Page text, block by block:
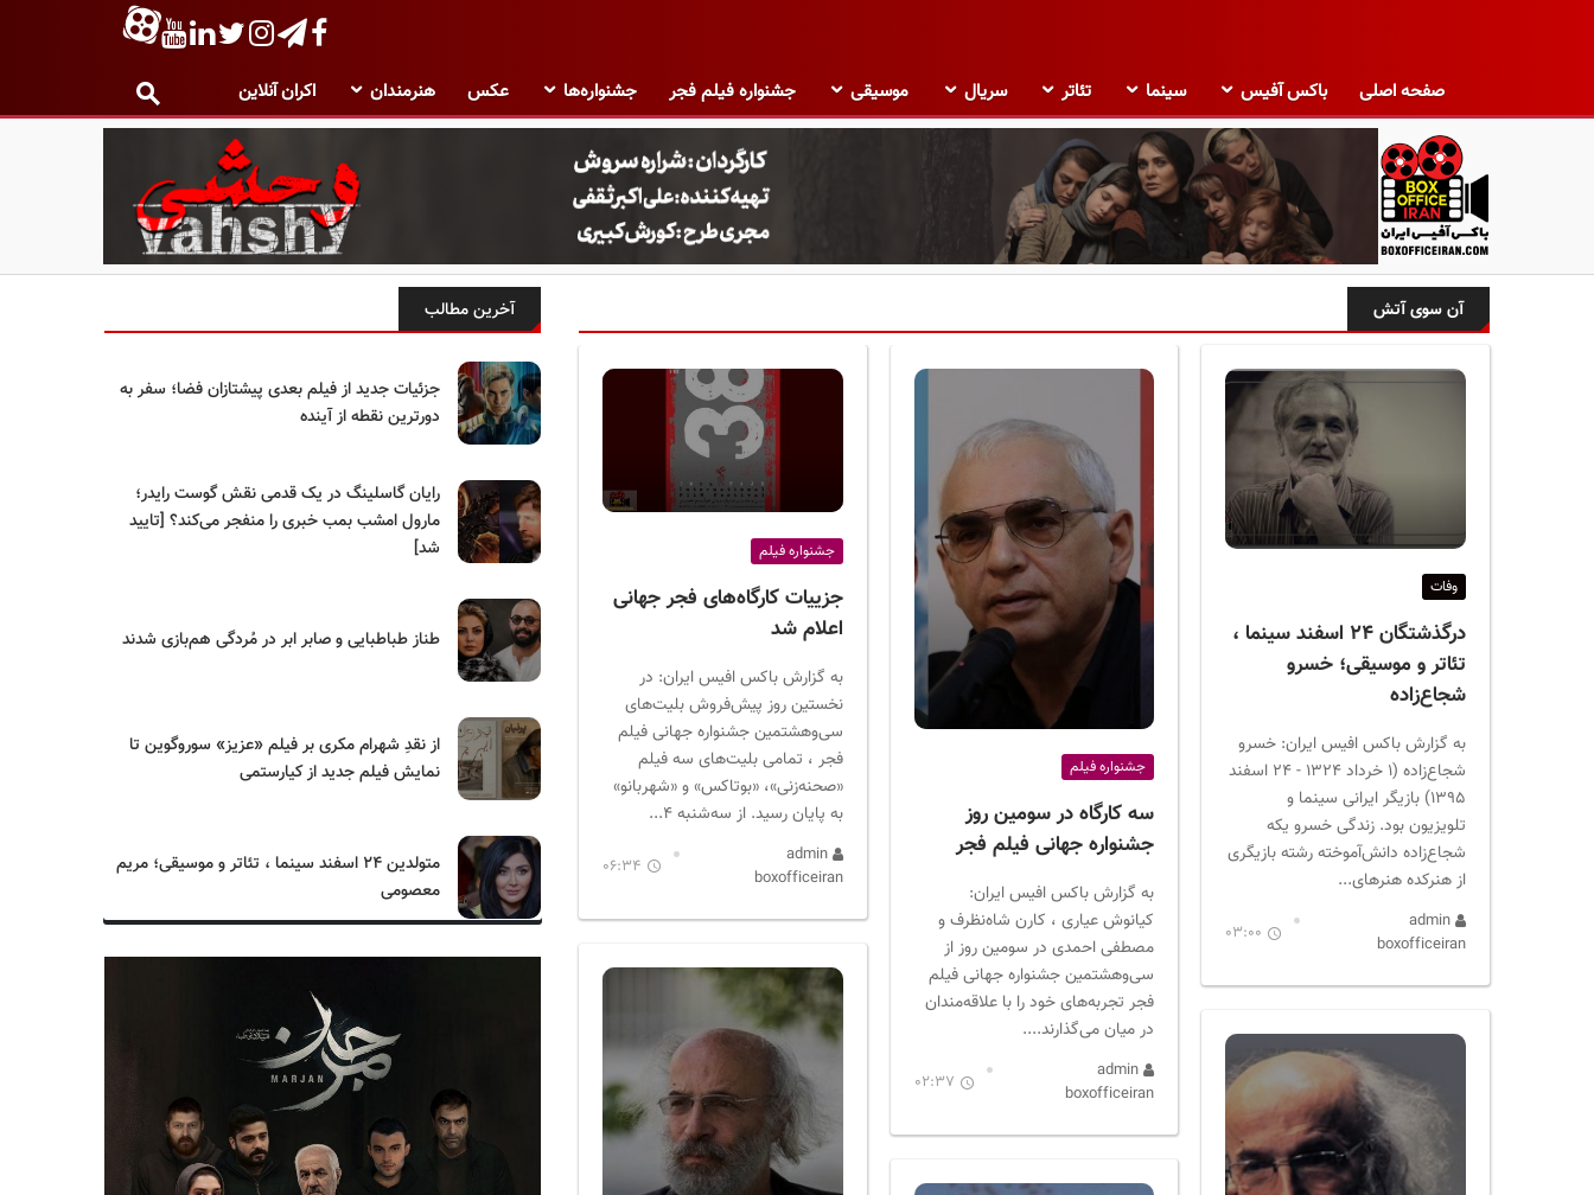
صفحه اصلی باکس آفیس سینما تئاتر سریال موسیقی جشنواره فیلم فجر جشنواره‌ها عکس هنرمندان اکران آنلاین
ب
ک
س
آن سوی آتش
وفات
درگذشتگان ۲۴ اسفند سینما ،
تئاتر و موسیقی؛ خسرو
شجاع‌زاده
به گزارش باکس افیس ایران: خسرو
شجاع‌زاده (۱ خرداد ۱۳۲۴ - ۲۴ اسفند
۱۳۹۵) بازیگر ایرانی سینما و
تلویزیون بود. زندگی خسرو یکه
شجاع‌زاده دانش‌آموخته رشته بازیگری
از هنرکده هنرهای...
admin
boxofficeiran
03:00
جشنواره فیلم
سه کارگاه در سومین روز
جشنواره جهانی فیلم فجر
به گزارش باکس افیس ایران:
کیانوش عیاری ، کارن شاه‌نظرف و
مصطفی احمدی در سومین روز از
سی‌وهشتمین جشنواره جهانی فیلم
فجر تجربه‌های خود را با علاقه‌مندان
در میان می‌گذارند....
admin
boxofficeiran
02:37
جشنواره فیلم
جزییات کارگاه‌های فجر جهانی
اعلام شد
به گزارش باکس افیس ایران: در
نخستین روز پیش‌فروش بلیت‌های
سی‌وهشتمین جشنواره جهانی فیلم
فجر ، تمامی بلیت‌های سه فیلم
«صحنه‌زنی»، «بوتاکس» و «شهربانو»
به پایان رسید. از سه‌شنبه ۴...
admin
boxofficeiran
06:34
آخرین مطالب
جزئیات جدید از فیلم بعدی پیشتازان فضا؛ سفر به
دورترین نقطه از آینده
رایان گاسلینگ در یک قدمی نقش گوست رایدر؛
مارول امشب بمب خبری را منفجر می‌کند؟ [تایید
شد]
طناز طباطبایی و صابر ابر در مُردگی هم‌بازی شدند
از نقدِ شهرام مکری بر فیلم «عزیز» سوروگوین تا
نمایش فیلم جدید از کیارستمی
متولدین ۲۴ اسفند سینما ، تئاتر و موسیقی؛ مریم
معصومی